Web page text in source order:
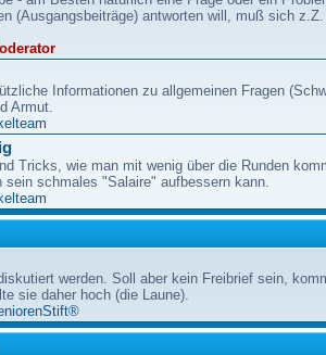
(Ausgangsbeiträge) antworten will, muß sich
Informationen zu allgemeinen Fragen
Armut.
Tricks, wie man mit wenig über die Runden
sein schmales "Salaire" aufbessern kann.
werden. Soll aber kein Freibrief sein,
sie daher hoch (die Laune).